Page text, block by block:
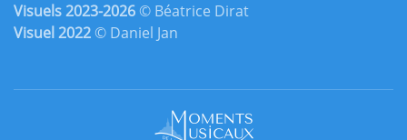
Visuels 2023-2026 © Béatrice Dirat
Visuel 2022 © Daniel Jan